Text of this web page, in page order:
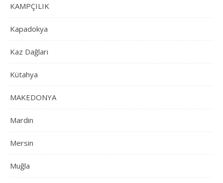
KAMPÇILIK
Kapadokya
Kaz Dağları
Kütahya
MAKEDONYA
Mardin
Mersin
Muğla